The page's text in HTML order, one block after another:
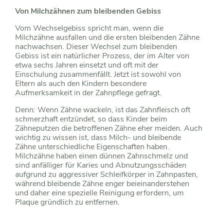
Von Milchzähnen zum bleibenden Gebiss
Vom Wechselgebiss spricht man, wenn die
Milchzähne ausfallen und die ersten bleibenden Zähne
nachwachsen. Dieser Wechsel zum bleibenden
Gebiss ist ein natürlicher Prozess, der im Alter von
etwa sechs Jahren einsetzt und oft mit der
Einschulung zusammenfällt. Jetzt ist sowohl von
Eltern als auch den Kindern besondere
Aufmerksamkeit in der Zahnpflege gefragt.
Denn: Wenn Zähne wackeln, ist das Zahnfleisch oft
schmerzhaft entzündet, so dass Kinder beim
Zähneputzen die betroffenen Zähne eher meiden. Auch
wichtig zu wissen ist, dass Milch- und bleibende
Zähne unterschiedliche Eigenschaften haben.
Milchzähne haben einen dünnen Zahnschmelz und
sind anfälliger für Karies und Abnutzungsschäden
aufgrund zu aggressiver Schleifkörper in Zahnpasten,
während bleibende Zähne enger beieinanderstehen
und daher eine spezielle Reinigung erfordern, um
Plaque gründlich zu entfernen.